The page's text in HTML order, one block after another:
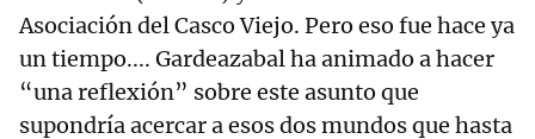
Asociación del Casco Viejo. Pero eso fue hace ya
un tiempo.... Gardeazabal ha animado a hacer
“una reflexión” sobre este asunto que
supondría acercar a esos dos mundos que hasta